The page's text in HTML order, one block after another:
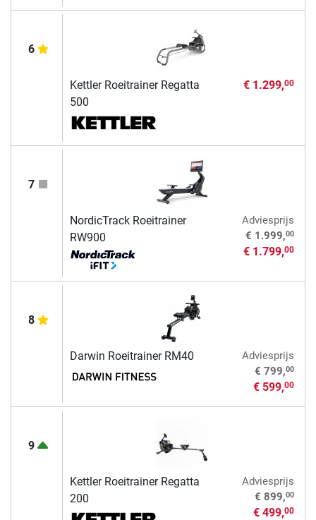
6
Kettler Roeitrainer Regatta
500
€ 1.299,00
7
NordicTrack Roeitrainer
RW900
Adviesprijs
€ 1.999,00
€ 1.799,00
8
Darwin Roeitrainer RM40
Adviesprijs
€ 799,00
€ 599,00
9
Kettler Roeitrainer Regatta
200
Adviesprijs
€ 899,00
€ 499,00